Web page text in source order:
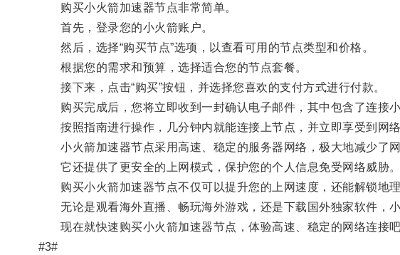
购买小火箭加速器节点非常简单。
首先，登录您的小火箭账户。
然后，选择“购买节点”选项，以查看可用的节点类型和价格。
根据您的需求和预算，选择适合您的节点套餐。
接下来，点击“购买”按钮，并选择您喜欢的支付方式进行付款。
购买完成后，您将立即收到一封确认电子邮件，其中包含了连接小
按照指南进行操作，几分钟内就能连接上节点，并立即享受到网络
小火箭加速器节点采用高速、稳定的服务器网络，极大地减少了网
它还提供了更安全的上网模式，保护您的个人信息免受网络威胁。
购买小火箭加速器节点不仅可以提升您的上网速度，还能解锁地理
无论是观看海外直播、畅玩海外游戏，还是下载国外独家软件，小
现在就快速购买小火箭加速器节点，体验高速、稳定的网络连接吧
#3#